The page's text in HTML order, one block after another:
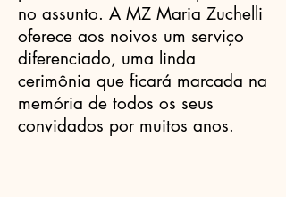
no assunto. A MZ Maria Zuchelli
oferece aos noivos um serviço
diferenciado, uma linda
cerimônia que ficará marcada na
memória de todos os seus
convidados por muitos anos.